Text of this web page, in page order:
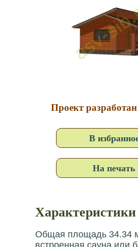
Проект
В
На печать
Характеристики
Общая площадь 34.34
встроенная сауна или